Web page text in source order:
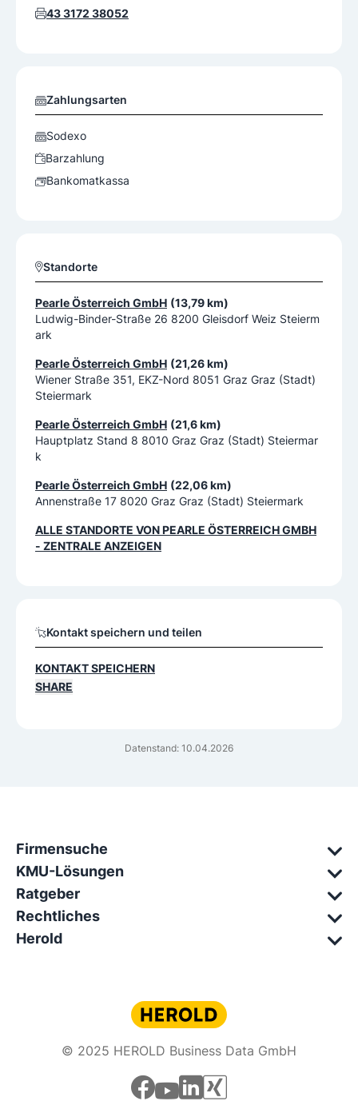
Datenstand: 10.04.2026
43 3172 38052
Zahlungsarten
Sodexo
Barzahlung
Bankomatkassa
Standorte
Pearle Österreich GmbH (13,79 km)
Ludwig-Binder-Straße 26 8200 Gleisdorf Weiz Steierm
ark
Pearle Österreich GmbH (21,26 km)
Wiener Straße 351, EKZ-Nord 8051 Graz Graz (Stadt)
Steiermark
Pearle Österreich GmbH (21,6 km)
Hauptplatz Stand 8 8010 Graz Graz (Stadt) Steiermar
k
Pearle Österreich GmbH (22,06 km)
Annenstraße 17 8020 Graz Graz (Stadt) Steiermark
ALLE STANDORTE VONPEARLE ÖSTERREICH GMBH
- ZENTRALE ANZEIGEN
Kontakt speichern und teilen
KONTAKT SPEICHERN
SHARE
Firmensuche
KMU-Lösungen
Ratgeber
Rechtliches
Herold
© 2025 HEROLD Business Data GmbH